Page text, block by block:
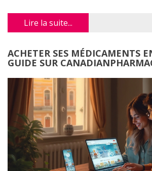
Lire la suite...
ACHETER SES MÉDICAMENTS
GUIDE SUR